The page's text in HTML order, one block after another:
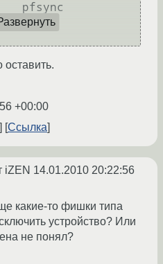
pfsync
+00:00
Ссылка
iZEN 14.01.2010 20:22:56
какие-то фишки типа
устройство? Или
не понял?